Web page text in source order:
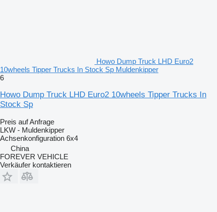
Howo Dump Truck LHD Euro2
10wheels Tipper Trucks In Stock Sp Muldenkipper
6
Howo Dump Truck LHD Euro2 10wheels Tipper Trucks In
Stock Sp
Preis auf Anfrage
LKW - Muldenkipper
Achsenkonfiguration 6x4
China
FOREVER VEHICLE
Verkäufer kontaktieren